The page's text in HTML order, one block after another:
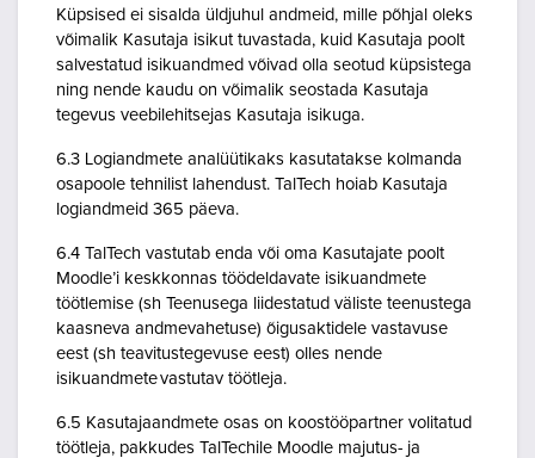
Küpsised ei sisalda üldjuhul andmeid, mille põhjal oleks
võimalik Kasutaja isikut tuvastada, kuid Kasutaja poolt
salvestatud isikuandmed võivad olla seotud küpsistega
ning nende kaudu on võimalik seostada Kasutaja
tegevus veebilehitsejas Kasutaja isikuga.
6.3 Logiandmete analüütikaks kasutatakse kolmanda
osapoole tehnilist lahendust. TalTech hoiab Kasutaja
logiandmeid 365 päeva.
6.4 TalTech vastutab enda või oma Kasutajate poolt
Moodle’i keskkonnas töödeldavate isikuandmete
töötlemise (sh Teenusega liidestatud väliste teenustega
kaasneva andmevahetuse) õigusaktidele vastavuse
eest (sh teavitustegevuse eest) olles nende
isikuandmete vastutav töötleja.
6.5 Kasutajaandmete osas on koostööpartner volitatud
töötleja, pakkudes TalTechile Moodle majutus- ja